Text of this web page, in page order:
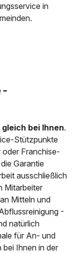
in
-
bei Ihnen.
Stützpunkte
oder Franchise-
Garantie
ausschließlich
Mitarbeiter
Mitteln und
-
natürlich
für An- und
bei Ihnen in der